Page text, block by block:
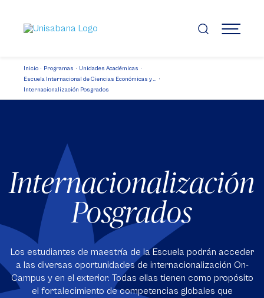
contenido
principal
MENÚ
Inicio Programas
Unidades Académicas
Escuela Internacional de Ciencias Económicas y ...
Internacionalización Posgrados
Internacionalización
Posgrados
Los estudiantes de maestría de la Escuela podrán acceder
a las diversas oportunidades de internacionalización On-
Campus y en el exterior. Todas ellas tienen como propósito
el fortalecimiento de competencias globales que